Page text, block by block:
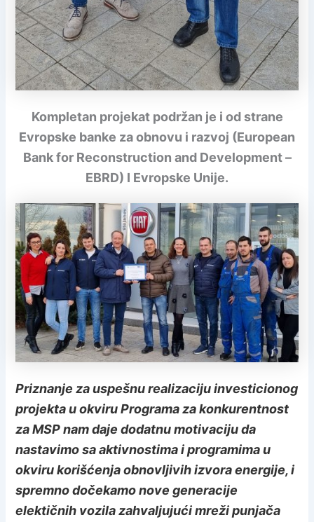
Kompletan projekat podržan je i od strane
Evropske banke za obnovu i razvoj (European
Bank for Reconstruction and Development –
EBRD) I Evropske Unije.
Priznanje za uspešnu realizaciju investicionog
projekta u okviru Programa za konkurentnost
za MSP nam daje dodatnu motivaciju da
nastavimo sa aktivnostima i programima u
okviru korišćenja obnovljivih izvora energije, i
spremno dočekamo nove generacije
elektičnih vozila zahvaljujući mreži punjača